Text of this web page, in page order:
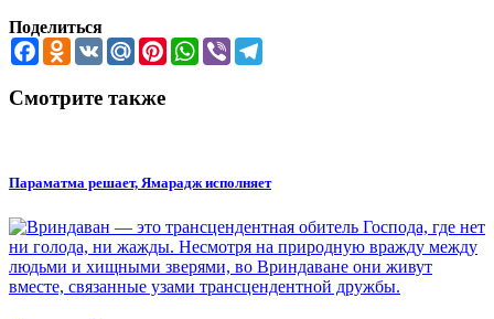
Поделиться
FacebookOdnoklassniki
VK Mail.RuPinterestWhatsApp
Viber
Смотрите также
Параматма решает, Ямарадж исполняет